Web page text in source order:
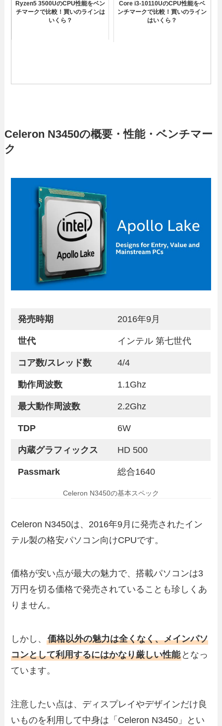
Ryzen5 3500UのCPU性能をベン
チマークで比較！買いのラインは
いくら？
Core i3-10110UのCPU性能をベ
ンチマークで比較！買いのライン
はいくら？
Celeron N3450の概要・性能・ベンチマー
ク
発売時期 2016年9月
世代 インテル 第七世代
コア数/スレッド数 4/4
動作周波数 1.1Ghz
最大動作周波数 2.2Ghz
TDP 6W
内蔵グラフィックス HD 500
Passmark 総合1640
Celeron N3450の基本スペック
Celeron N3450は、2016年9月に発売されたイン
テル製の格安パソコン向けCPUです。
価格が安い点が最大の魅力で、搭載パソコンは3
万円を切る価格で発売されていることも珍しくあ
りません。
しかし、価格以外の魅力は全くなく、メインパソ
コンとして利用するにはかなり厳しい性能 となっ
ています。
注意したい点は、ディスプレイやデザインだけ良
いものを利用して中身は「Celeron N3450」とい